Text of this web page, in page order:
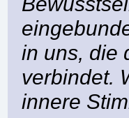
in uns, die
verbindet.
innere